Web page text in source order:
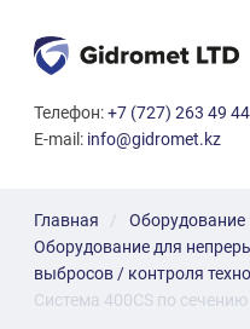
i
d
m
e
t
L
Телефон:+7 (727) 263 49 44
E-mail: info@gidromet.kz
Главная
Оборудование
Оборудование для
выбросов / контроля
Система 400CS по сечению